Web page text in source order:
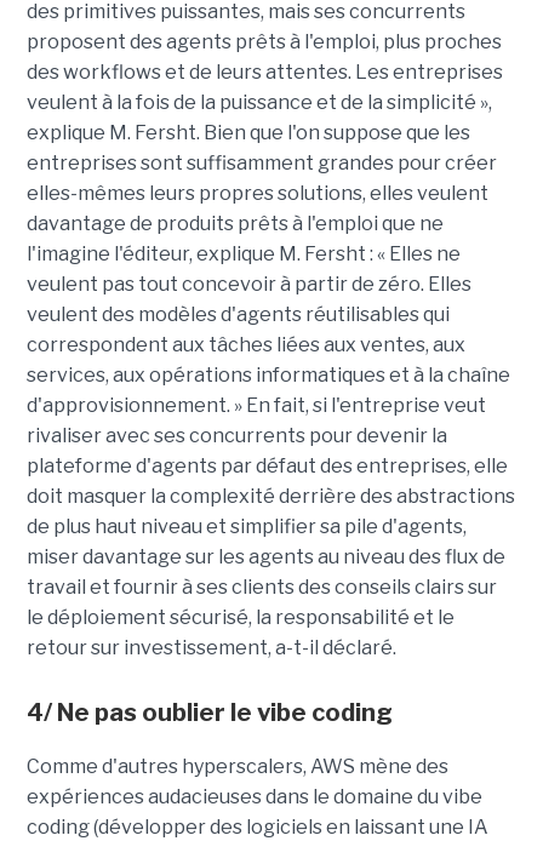
des primitives puissantes, mais ses concurrents
proposent des agents prêts à l'emploi, plus proches
des workflows et de leurs attentes. Les entreprises
veulent à la fois de la puissance et de la simplicité »,
explique M. Fersht. Bien que l'on suppose que les
entreprises sont suffisamment grandes pour créer
elles-mêmes leurs propres solutions, elles veulent
davantage de produits prêts à l'emploi que ne
l'imagine l'éditeur, explique M. Fersht : « Elles ne
veulent pas tout concevoir à partir de zéro. Elles
veulent des modèles d'agents réutilisables qui
correspondent aux tâches liées aux ventes, aux
services, aux opérations informatiques et à la chaîne
d'approvisionnement. » En fait, si l'entreprise veut
rivaliser avec ses concurrents pour devenir la
plateforme d'agents par défaut des entreprises, elle
doit masquer la complexité derrière des abstractions
de plus haut niveau et simplifier sa pile d'agents,
miser davantage sur les agents au niveau des flux de
travail et fournir à ses clients des conseils clairs sur
le déploiement sécurisé, la responsabilité et le
retour sur investissement, a-t-il déclaré.
4/ Ne pas oublier le vibe coding
Comme d'autres hyperscalers, AWS mène des
expériences audacieuses dans le domaine du vibe
coding (développer des logiciels en laissant une IA